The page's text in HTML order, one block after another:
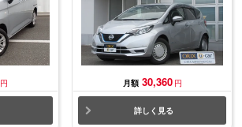
円 月額 30,360 円
詳しく見る